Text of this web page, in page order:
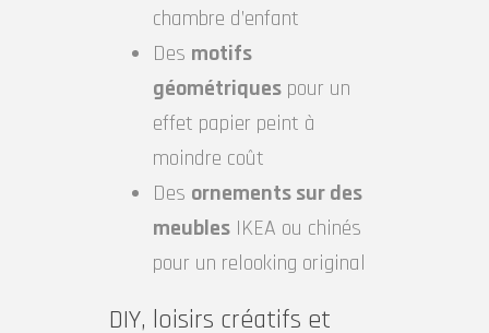
chambre d’enfant
Des motifs
géométriques pour un
effet papier peint à
moindre coût
Des ornements sur des
meubles IKEA ou chinés
pour un relooking original
DIY, loisirs créatifs et